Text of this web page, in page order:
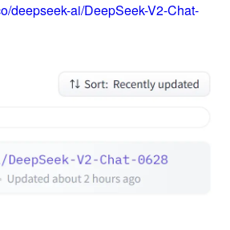
deepseek-ai/DeepSeek-V2-Chat-